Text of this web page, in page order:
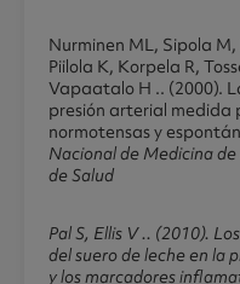
Nurminen ML, Sipola
Piilola K, Korpela R,
Vapaatalo H .. (2000).
presión arterial
normotensas y
Nacional de Medicina de
de Salud
Pal S, Ellis V .. (2010).
del suero de leche en la
y los marcadores